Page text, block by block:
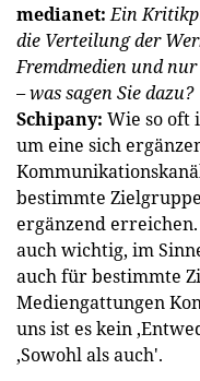
medianet:Ein
die Verteilung der
Fremdmedien und
– was sagen Sie dazu?
Schipany: Wie so oft
um eine sich
bestimmte
ergänzend
auch wichtig, im
auch für bestimmte
Mediengattungen
uns ist es kein
‚Sowohl als auch'.